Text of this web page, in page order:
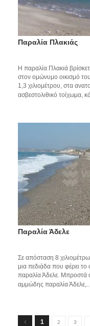
Παραλία Πλακιάς
Η παραλία Πλακιά
στον ομώνυμο οικισμό
1,3 χιλιομέτρου, στα
ασβεστολιθικό τοίχωμα,
Παραλία Άδελε
Σε απόσταση 8
μια πεδιάδα που φέρει
παραλία Άδελε. Μπροστά
αμμώδης παραλία Άδελε,...
1 2 3